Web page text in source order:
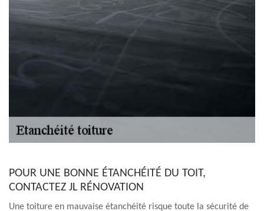
POUR UNE BONNE ÉTANCHÉITÉ DU TOIT,
CONTACTEZ JL RÉNOVATION
Une toiture en mauvaise étanchéité risque toute la sécurité de